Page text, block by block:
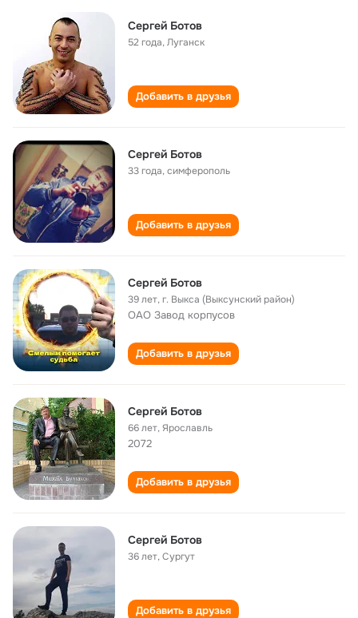
Сергей Ботов
52 года,Луганск
Добавить в друзья
Сергей Ботов
33 года,симферополь
Добавить в друзья
Сергей Ботов
39 лет,г. Выкса (Выксунский район)
ОАО Завод корпусов
Добавить в друзья
Сергей Ботов
66 лет,Ярославль
2072
Добавить в друзья
Сергей Ботов
36 лет,Сургут
Добавить в друзья